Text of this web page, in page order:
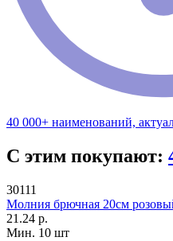
40 000+ наименований,
С этим покупают:
30111
Молния брючная 20см
21.24 р.
Мин. 10 шт